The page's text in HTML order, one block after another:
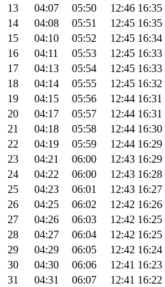
13
04:07 05:50 12:46 16:35
14
04:08 05:51 12:45 16:35
15
04:10 05:52 12:45 16:34
16
04:11 05:53 12:45 16:33
17
04:13 05:54 12:45 16:33
18
04:14 05:55 12:45 16:32
19
04:15 05:56 12:44 16:31
20
04:17 05:57 12:44 16:31
21
04:18 05:58 12:44 16:30
22
04:19 05:59 12:44 16:29
23
04:21 06:00 12:43 16:29
24
04:22 06:00 12:43 16:28
25
04:23 06:01 12:43 16:27
26
04:25 06:02 12:42 16:26
27
04:26 06:03 12:42 16:25
28
04:27 06:04 12:42 16:25
29
04:29 06:05 12:42 16:24
30
04:30 06:06 12:41 16:23
31
04:31 06:07 12:41 16:22